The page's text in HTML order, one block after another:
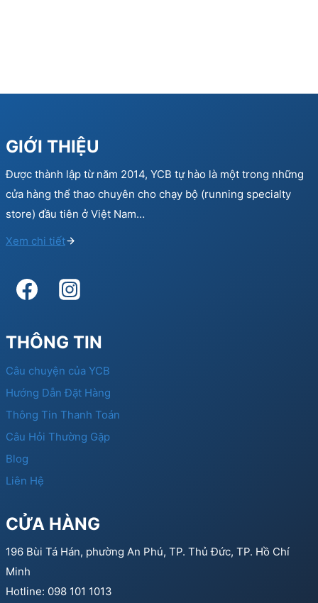
GIỚI THIỆU
Được thành lập từ năm 2014, YCB tự hào là một trong những
cửa hàng thể thao chuyên cho chạy bộ (running specialty
store) đầu tiên ở Việt Nam…
Xem chi tiết
THÔNG TIN
Câu chuyện của YCB
Hướng Dẫn Đặt Hàng
Thông Tin Thanh Toán
Câu Hỏi Thường Gặp
Blog
Liên Hệ
CỬA HÀNG
196 Bùi Tá Hán, phường An Phú, TP. Thủ Đức, TP. Hồ Chí
Minh
Hotline: 098 101 1013